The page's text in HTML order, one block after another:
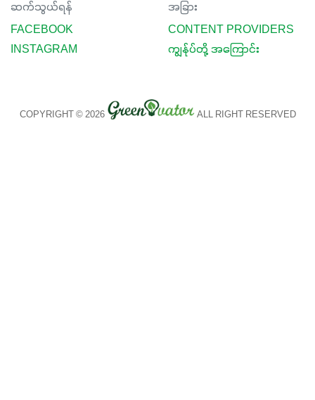
ဆက်သွယ်ရန်
FACEBOOK
INSTAGRAM
အခြား
CONTENT PROVIDERS
ကျွန်ုပ်တို့ အကြောင်း
COPYRIGHT © 2026 ALL RIGHT RESERVED